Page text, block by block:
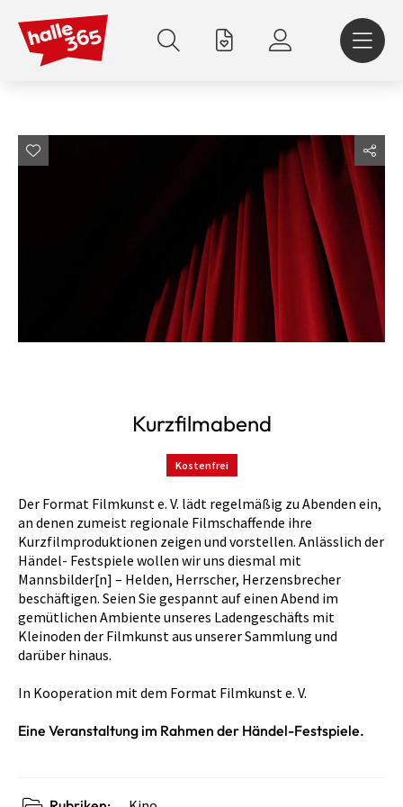
zum
Inhalt
Kurzfilmabend
Kostenfrei
Der Format Filmkunst e. V. lädt regelmäßig zu Abenden ein,
an denen zumeist regionale Filmschaffende ihre
Kurzfilmproduktionen zeigen und vorstellen. Anlässlich der
Händel- Festspiele wollen wir uns diesmal mit
Mannsbilder[n] – Helden, Herrscher, Herzensbrecher
beschäftigen. Seien Sie gespannt auf einen Abend im
gemütlichen Ambiente unseres Ladengeschäfts mit
Kleinoden der Filmkunst aus unserer Sammlung und
darüber hinaus.
In Kooperation mit dem Format Filmkunst e. V.
Eine Veranstaltung im Rahmen der Händel-Festspiele.